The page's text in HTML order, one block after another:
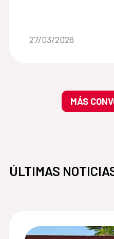
Fecha de la noticia::
27/03/2026
MÁS
ÚLTIMAS